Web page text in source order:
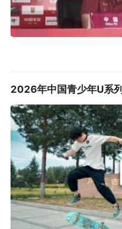
2026年中国青少年U系